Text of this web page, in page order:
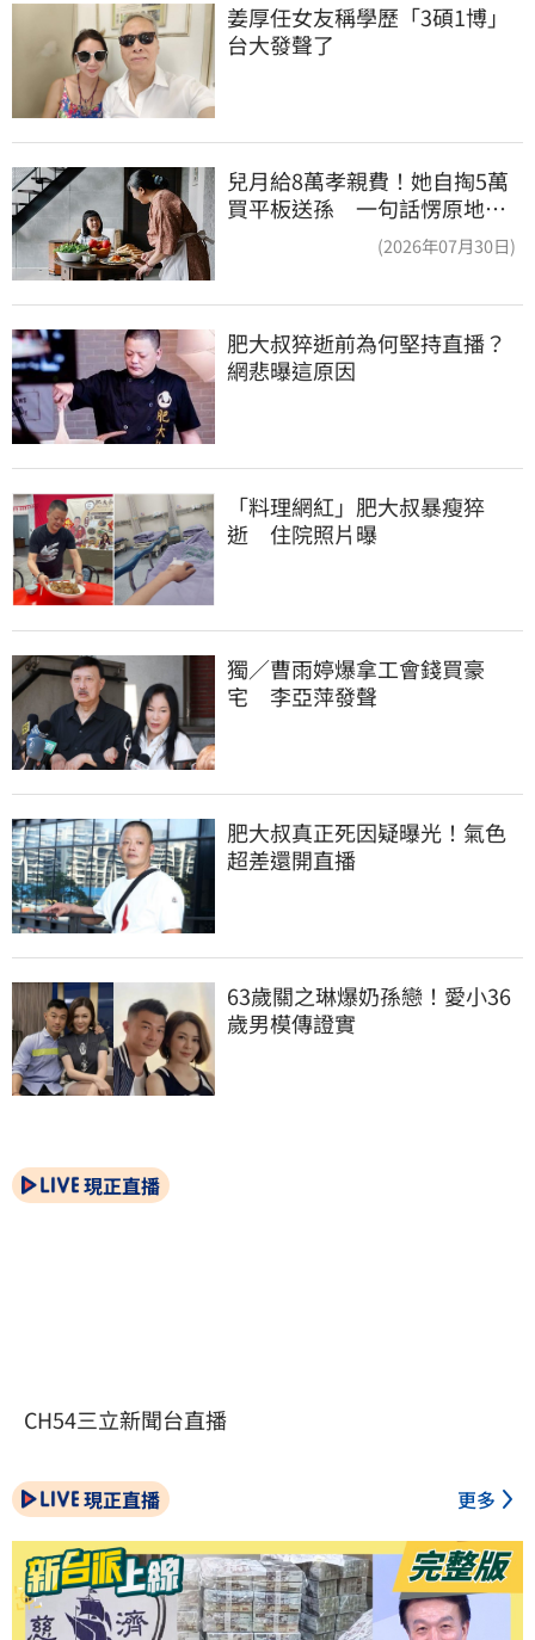
姜厚任女友稱學歷「3碩1博」
台大發聲了
兒月給8萬孝親費！她自掏5萬
買平板送孫 一句話愣原地
(2026年07月30日)
肥大叔猝逝前為何堅持直播？
網悲曝這原因
「料理網紅」肥大叔暴瘦猝
逝　住院照片曝
獨／曹雨婷爆拿工會錢買豪
宅　李亞萍發聲
肥大叔真正死因疑曝光！氣色
超差還開直播
63歲關之琳爆奶孫戀！愛小36
歲男模傳證實
現正直播
CH54三立新聞台直播
現正直播 更多